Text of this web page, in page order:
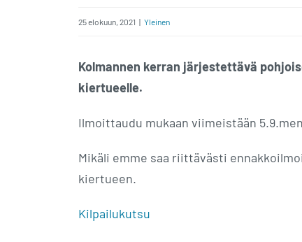
25 elokuun, 2021 | Yleinen
Kolmannen kerran järjestettävä
kiertueelle.
Ilmoittaudu mukaan viimeistään
Mikäli emme saa riittävästi
kiertueen.
Kilpailukutsu